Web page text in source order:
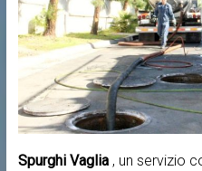
Spurghi Vaglia , un servizio